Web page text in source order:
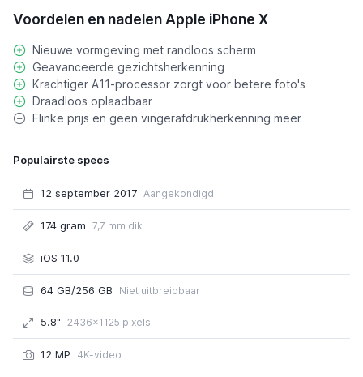
Voordelen en nadelen Apple iPhone X
Nieuwe vormgeving met randloos scherm
Geavanceerde gezichtsherkenning
Krachtiger A11-processor zorgt voor betere foto's
Draadloos oplaadbaar
Flinke prijs en geen vingerafdrukherkenning meer
Populairste specs
12 september 2017 Aangekondigd
174 gram 7,7 mm dik
iOS 11.0
64 GB/256 GB Niet uitbreidbaar
5.8" 2436x1125 pixels
12 MP 4K-video